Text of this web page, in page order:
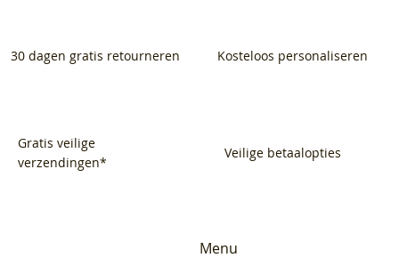
30 dagen gratis retourneren Kosteloos personaliseren
Gratis veilige
verzendingen*
Veilige betaalopties
Menu